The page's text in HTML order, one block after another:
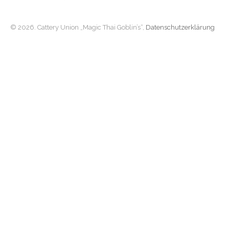
© 2026. Cattery Union „Magic Thai Goblin’s“, Datenschutzerklärung